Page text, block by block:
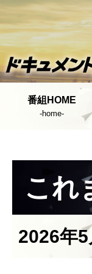
番組HOME
-home-
これ
2026年